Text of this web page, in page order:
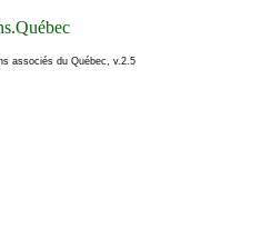
associés du Québec, v.2.5